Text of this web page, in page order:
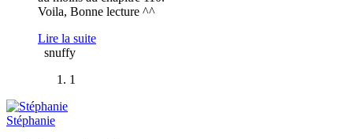
Voila, Bonne lecture ^^
Lire la suite
snuffy
1
Stéphanie